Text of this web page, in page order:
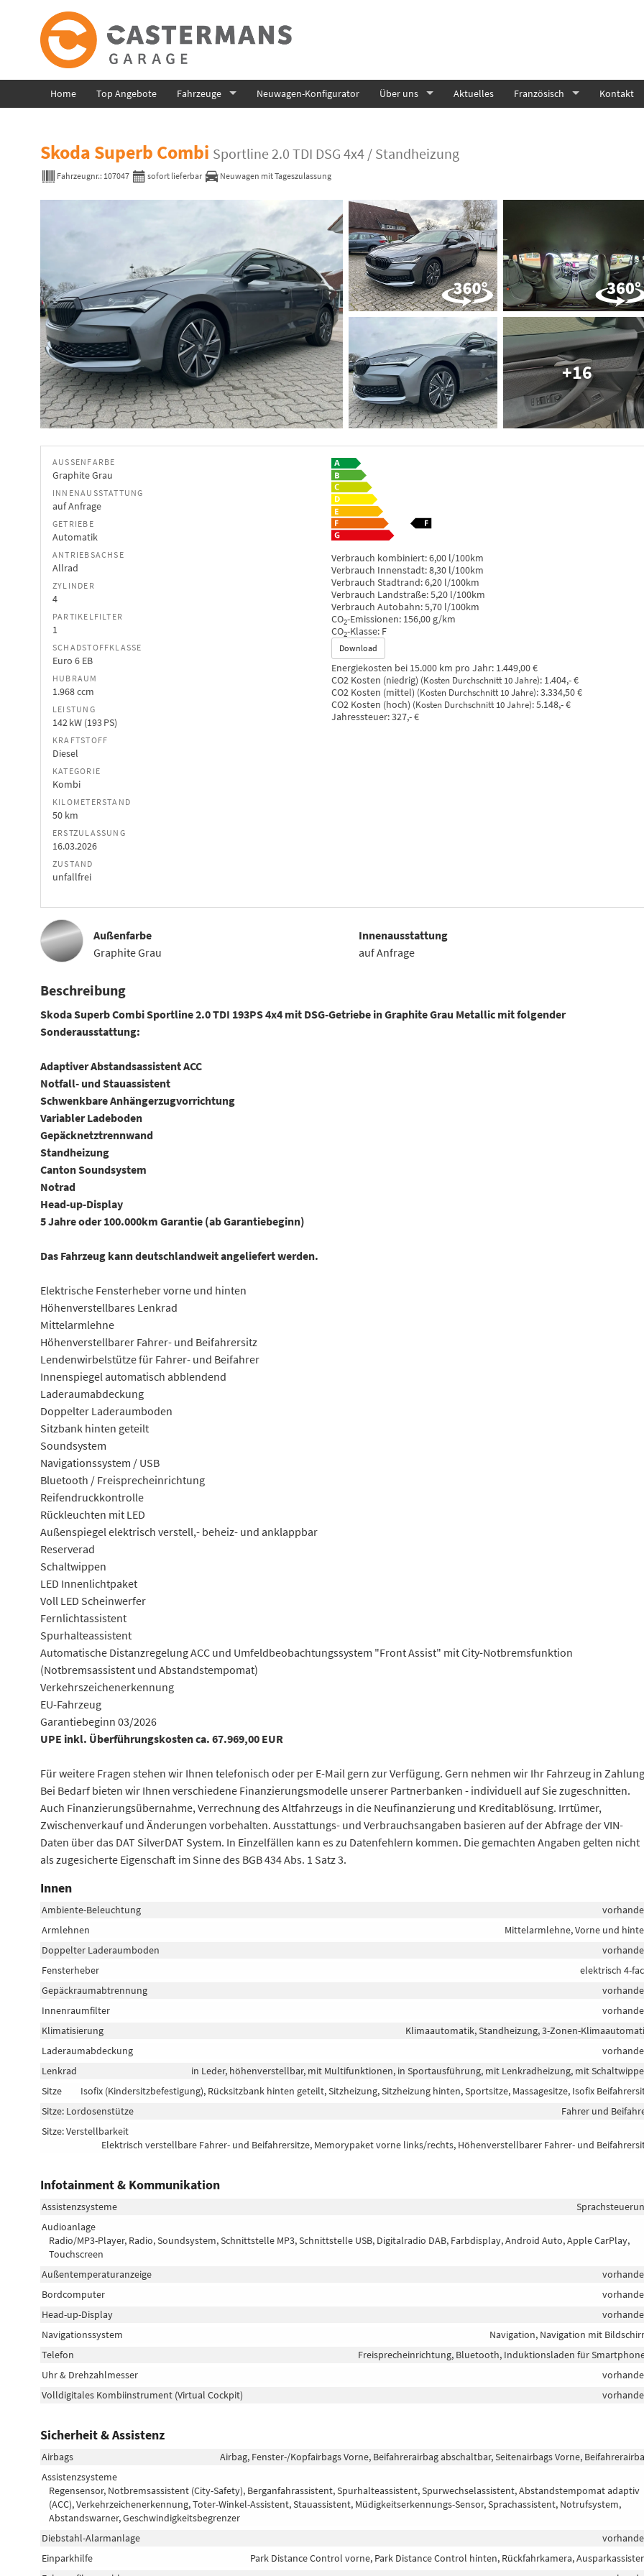
Home Top Angebote Fahrzeuge Neuwagen-Konfigurator Über uns Aktuelles Französisch Kontakt
Skoda Superb Combi Sportline 2.0 TDI DSG 4x4 / Standheizung
Fahrzeugnr.: 107047 sofort lieferbar Neuwagen mit Tageszulassung
+16
AUSSENFARBE
Graphite Grau
INNENAUSSTATTUNG
auf Anfrage
GETRIEBE
Automatik
ANTRIEBSACHSE
Allrad
ZYLINDER
4
PARTIKELFILTER
1
SCHADSTOFFKLASSE
Euro 6 EB
HUBRAUM
1.968 ccm
LEISTUNG
142 kW (193 PS)
KRAFTSTOFF
Diesel
KATEGORIE
Kombi
KILOMETERSTAND
50 km
ERSTZULASSUNG
16.03.2026
ZUSTAND
unfallfrei
Verbrauch kombiniert:6,00 l/100km
Verbrauch Innenstadt:8,30 l/100km
Verbrauch Stadtrand:6,20 l/100km
Verbrauch Landstraße:5,20 l/100km
Verbrauch Autobahn:5,70 l/100km
CO2-Emissionen: 156,00 g/km
CO2-Klasse: F
Download
Energiekosten bei 15.000 km pro Jahr: 1.449,00 €
CO2 Kosten (niedrig) (Kosten Durchschnitt 10 Jahre): 1.404,- €
CO2 Kosten (mittel) (Kosten Durchschnitt 10 Jahre):3.334,50 €
CO2 Kosten (hoch) (Kosten Durchschnitt 10 Jahre):5.148,- €
Jahressteuer:327,- €
Außenfarbe
Graphite Grau
Innenausstattung
auf Anfrage
Beschreibung
Skoda Superb Combi Sportline 2.0 TDI 193PS 4x4 mit DSG-Getriebe in Graphite Grau Metallic mit folgender
Sonderausstattung:
Adaptiver Abstandsassistent ACC
Notfall- und Stauassistent
Schwenkbare Anhängerzugvorrichtung
Variabler Ladeboden
Gepäcknetztrennwand
Standheizung
Canton Soundsystem
Notrad
Head-up-Display
5 Jahre oder 100.000km Garantie (ab Garantiebeginn)
Das Fahrzeug kann deutschlandweit angeliefert werden.
Elektrische Fensterheber vorne und hinten
Höhenverstellbares Lenkrad
Mittelarmlehne
Höhenverstellbarer Fahrer- und Beifahrersitz
Lendenwirbelstütze für Fahrer- und Beifahrer
Innenspiegel automatisch abblendend
Laderaumabdeckung
Doppelter Laderaumboden
Sitzbank hinten geteilt
Soundsystem
Navigationssystem / USB
Bluetooth / Freisprecheinrichtung
Reifendruckkontrolle
Rückleuchten mit LED
Außenspiegel elektrisch verstell,- beheiz- und anklappbar
Reserverad
Schaltwippen
LED Innenlichtpaket
Voll LED Scheinwerfer
Fernlichtassistent
Spurhalteassistent
Automatische Distanzregelung ACC und Umfeldbeobachtungssystem "Front Assist" mit City-Notbremsfunktion
(Notbremsassistent und Abstandstempomat)
Verkehrszeichenerkennung
EU-Fahrzeug
Garantiebeginn 03/2026
UPE inkl. Überführungskosten ca. 67.969,00 EUR
Für weitere Fragen stehen wir Ihnen telefonisch oder per E-Mail gern zur Verfügung. Gern nehmen wir Ihr Fahrzeug in
Bei Bedarf bieten wir Ihnen verschiedene Finanzierungsmodelle unserer Partnerbanken - individuell auf Sie zugeschnitten.
Auch Finanzierungsübernahme, Verrechnung des Altfahrzeugs in die Neufinanzierung und Kreditablösung. Irrtümer,
Zwischenverkauf und Änderungen vorbehalten. Ausstattungs- und Verbrauchsangaben basieren auf der Abfrage der VIN-
Daten über das DAT SilverDAT System. In Einzelfällen kann es zu Datenfehlern kommen. Die gemachten Angaben gelten nicht
als zugesicherte Eigenschaft im Sinne des BGB 434 Abs. 1 Satz 3.
Innen
Ambiente-Beleuchtung
Armlehnen
Mittelarmlehne, Vorne und
Doppelter Laderaumboden
Fensterheber
elektrisch 4-
Gepäckraumabtrennung
Innenraumfilter
Klimatisierung
Klimaautomatik, Standheizung, 3-Zonen-
Laderaumabdeckung
Lenkrad
in Leder, höhenverstellbar, mit Multifunktionen, in Sportausführung, mit Lenkradheizung, mit
Sitze
Isofix (Kindersitzbefestigung), Rücksitzbank hinten geteilt, Sitzheizung, Sitzheizung hinten, Sportsitze, Massagesitze, Isofix
Sitze: Lordosenstütze
Fahrer und
Sitze: Verstellbarkeit
Elektrisch verstellbare Fahrer- und Beifahrersitze, Memorypaket vorne links/rechts, Höhenverstellbarer Fahrer- und
Infotainment & Kommunikation
Assistenzsysteme
Audioanlage
Radio/MP3-Player, Radio, Soundsystem, Schnittstelle MP3, Schnittstelle USB, Digitalradio DAB, Farbdisplay, Android Auto, Apple CarPlay,
Touchscreen
Außentemperaturanzeige
Bordcomputer
Head-up-Display
Navigationssystem
Navigation, Navigation mit
Telefon
Freisprecheinrichtung, Bluetooth, Induktionsladen für
Uhr & Drehzahlmesser
Volldigitales Kombiinstrument (Virtual Cockpit)
Sicherheit & Assistenz
Airbags
Airbag, Fenster-/Kopfairbags Vorne, Beifahrerairbag abschaltbar, Seitenairbags Vorne,
Assistenzsysteme
Regensensor, Notbremsassistent (City-Safety), Berganfahrassistent, Spurhalteassistent, Spurwechselassistent, Abstandstempomat adaptiv
(ACC), Verkehrzeichenerkennung, Toter-Winkel-Assistent, Stauassistent, Müdigkeitserkennungs-Sensor, Sprachassistent, Notrufsystem,
Abstandswarner, Geschwindigkeitsbegrenzer
Diebstahl-Alarmanlage
Einparkhilfe
Park Distance Control vorne, Park Distance Control hinten, Rückfahrkamera,